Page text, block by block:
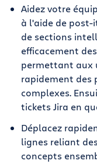
Aidez votre
à l'aide de
de sections
efficacement
permettant aux
rapidement des
complexes.
tickets Jira en
Déplacez
lignes reliant
concepts